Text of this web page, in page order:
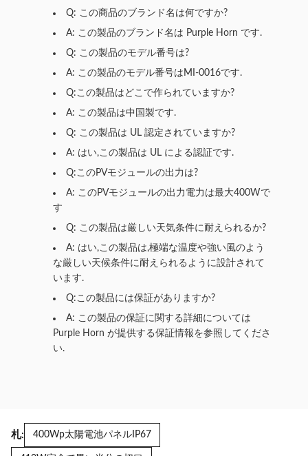
Q: この商品のブランド名は何ですか?
A: この製品のブランド名は Purple Horn です.
Q: この製品のモデル番号は?
A: この製品のモデル番号はMI-0016です.
Q:この製品はどこで作られていますか?
A: この製品は中国製です.
Q: この製品は UL 認定されていますか?
A: はい,この製品は UL による認証です.
Q:このPVモジュールの出力は?
A: このPVモジュールの出力電力は最大400Wで
す
Q: この製品は厳しい天気条件に耐えられるか?
A: はい,この製品は,極端な温度や強い風のよう
な厳しい天候条件に耐えられるように設計されて
います.
Q:この製品には保証がありますか?
A: この製品の保証に関する詳細については
Purple Horn が提供する保証情報を参照してくださ
い.
札: 400Wp太陽電池パネルIP67